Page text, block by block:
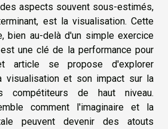
aspects souvent sous-estimés,
est la visualisation. Cette
bien au-delà d'un simple exercice
une clé de la performance pour
article se propose d'explorer
visualisation et son impact sur la
compétiteurs de haut niveau.
comment l'imaginaire et la
peuvent devenir des atouts